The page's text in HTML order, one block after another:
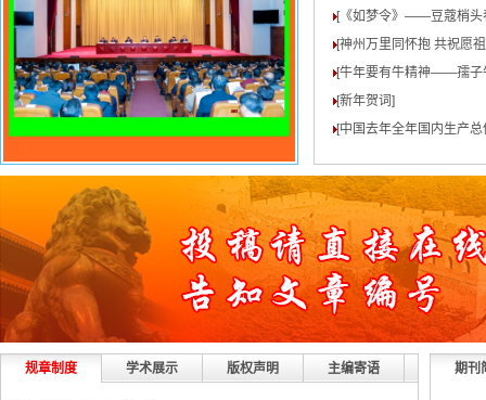
[《如梦令》——豆蔻梢头
[神州万里同怀抱 共祝愿
[牛年要有牛精神——孺子
[新年贺词]
[中国去年全年国内生产
规章制度 学术展示 版权声明 主编寄语 期刊